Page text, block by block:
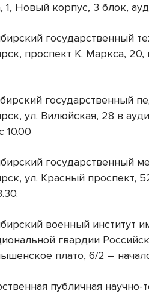
1, Новый корпус, 3 блок,
государственный
проспект К. Маркса, 20,
государственный
ул. Вилюйская, 28 в
10.00
государственный
ул. Красный проспект,
военный институт
гвардии
плато, 6/2 –
публичная